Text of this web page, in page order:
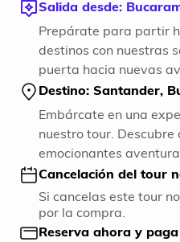
Salida desde:
Prepárate para partir
destinos con nuestras
puerta hacia nuevas
Destino: Santander,
Embárcate en una
nuestro tour.
emocionantes
Cancelación del tour
Si cancelas este tour
por la compra.
Reserva ahora y